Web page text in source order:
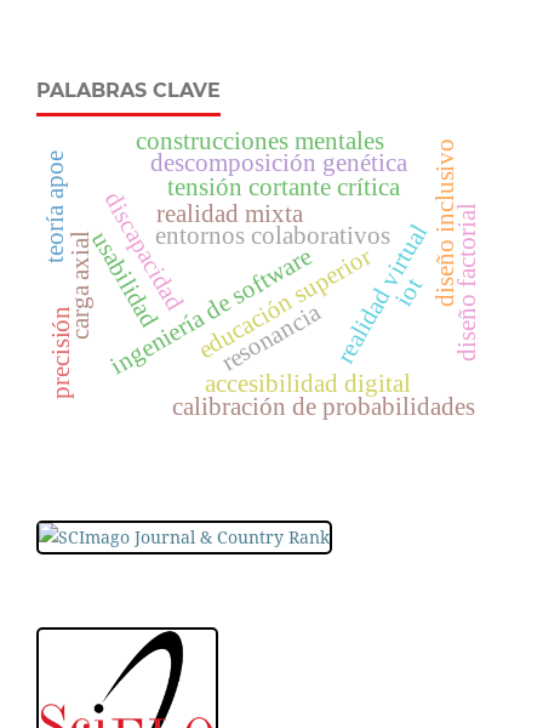
PALABRAS CLAVE
realidad mixta
educación superior
entornos colaborativos
realidad virtual
accesibilidad digital
ingeniería de software
diseño inclusivo
discapacidad
usabilidad
calibración de probabilidades
resonancia diseño factorial
tensión cortante crítica
carga axial
teoría apoe descomposición genética
construcciones mentales
iot
precisión